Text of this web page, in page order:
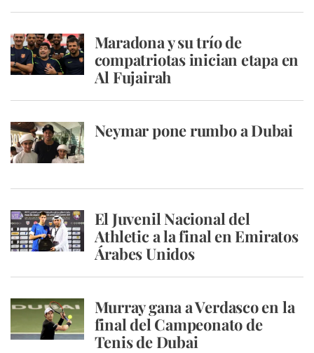
Maradona y su trío de
compatriotas inician etapa en
Al Fujairah
Neymar pone rumbo a Dubai
El Juvenil Nacional del
Athletic a la final en Emiratos
Árabes Unidos
Murray gana a Verdasco en la
final del Campeonato de
Tenis de Dubai